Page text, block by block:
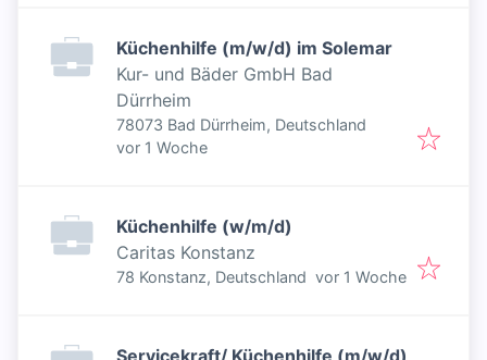
Küchenhilfe (m/w/d) im Solemar
Kur- und Bäder GmbH Bad
Dürrheim
78073 Bad Dürrheim, Deutschland
Veröffentlicht
vor 1 Woche
Küchenhilfe (w/m/d)
Caritas Konstanz
78 Konstanz, Deutschland Veröffentlicht
vor 1 Woche
Servicekraft/ Küchenhilfe (m/w/d)